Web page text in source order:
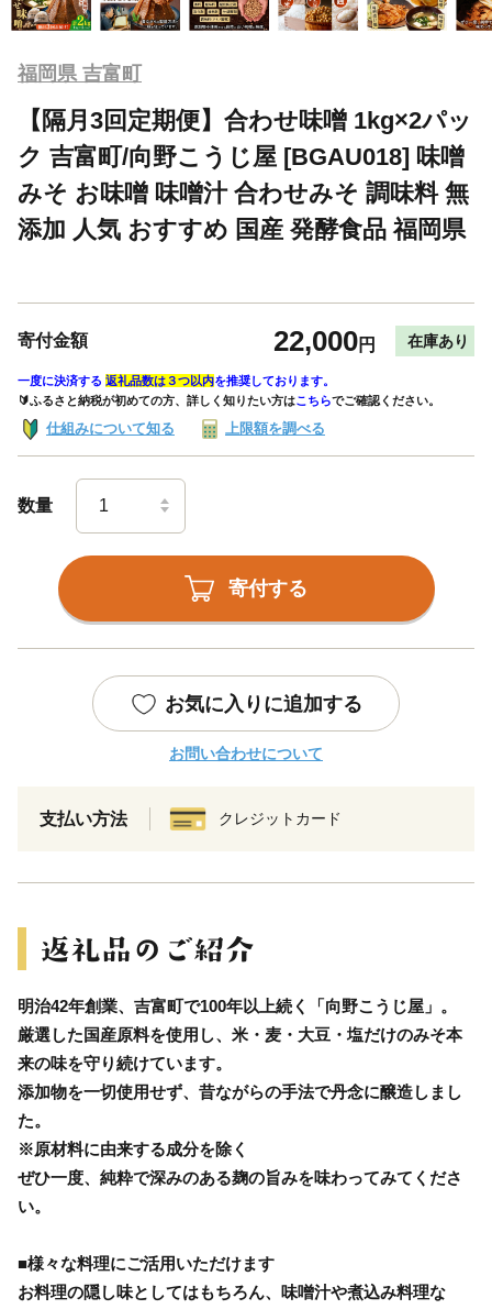
福岡県 吉富町
【隔月3回定期便】合わせ味噌 1kg×2パッ
ク 吉富町/向野こうじ屋 [BGAU018] 味噌
みそ お味噌 味噌汁 合わせみそ 調味料 無
添加 人気 おすすめ 国産 発酵食品 福岡県
寄付金額 22,000円 在庫あり
一度に決済する 返礼品数は３つ以内を推奨しております。
🔰ふるさと納税が初めての方、詳しく知りたい方はこちらでご確認ください。
仕組みについて知る 上限額を調べる
数量
寄付する
お気に入りに追加する
お問い合わせについて
支払い方法 クレジットカード
明治42年創業、吉富町で100年以上続く「向野こうじ屋」。
厳選した国産原料を使用し、米・麦・大豆・塩だけのみそ本
来の味を守り続けています。
添加物を一切使用せず、昔ながらの手法で丹念に醸造しまし
た。
※原材料に由来する成分を除く
ぜひ一度、純粋で深みのある麹の旨みを味わってみてくださ
い。
■様々な料理にご活用いただけます
お料理の隠し味としてはもちろん、味噌汁や煮込み料理な